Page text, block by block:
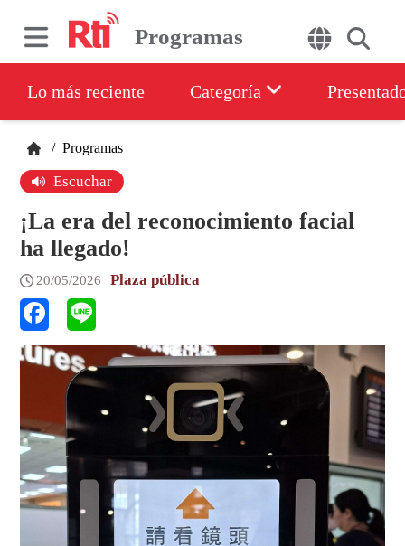
Programas
Lo más reciente Categoría
/ Programas
Escuchar
¡La era del reconocimiento facial
ha llegado!
20/05/2026 Plaza pública